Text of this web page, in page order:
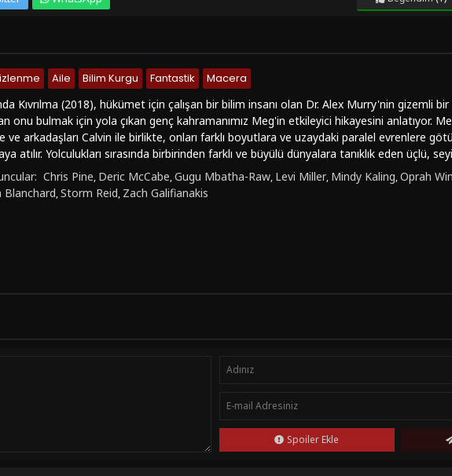
Aile Bilim Kurgu Fantastik
Macera
Kıvrılma (2018), hükümet için çalışan bir bilim insanı olan Dr. Alex Murry'nin gizemli bir
onu bulmak için yola çıkan genç kahramanımız Meg'in etkileyici hikayesini anlatıyor.
ve arkadaşları Calvin ile birlikte, onları farklı boyutlara ve uzaydaki paralel evrenlere
atılır. Yolculukları sırasında birbirinden farklı ve büyülü dünyalara tanıklık eden üçlü,
içine sürüklüyor.Storm Reid, Oprah Winfrey ve Reese Witherspoon gibi başarılı
film, macera, bilim-kurgu, aile ve fantastik türlerini ustalıkla harmanlıyor. Ava
perdeye aktarılan bu büyüleyici yapım, izleyicilere görsel şölen sunarken aynı zamanda
Chris Pine, Deric McCabe,Gugu Mbatha-Raw, Levi Miller, Mindy Kaling,Oprah
Blanchard,Storm Reid, Zach Galifianakis
Spoiler Ekle